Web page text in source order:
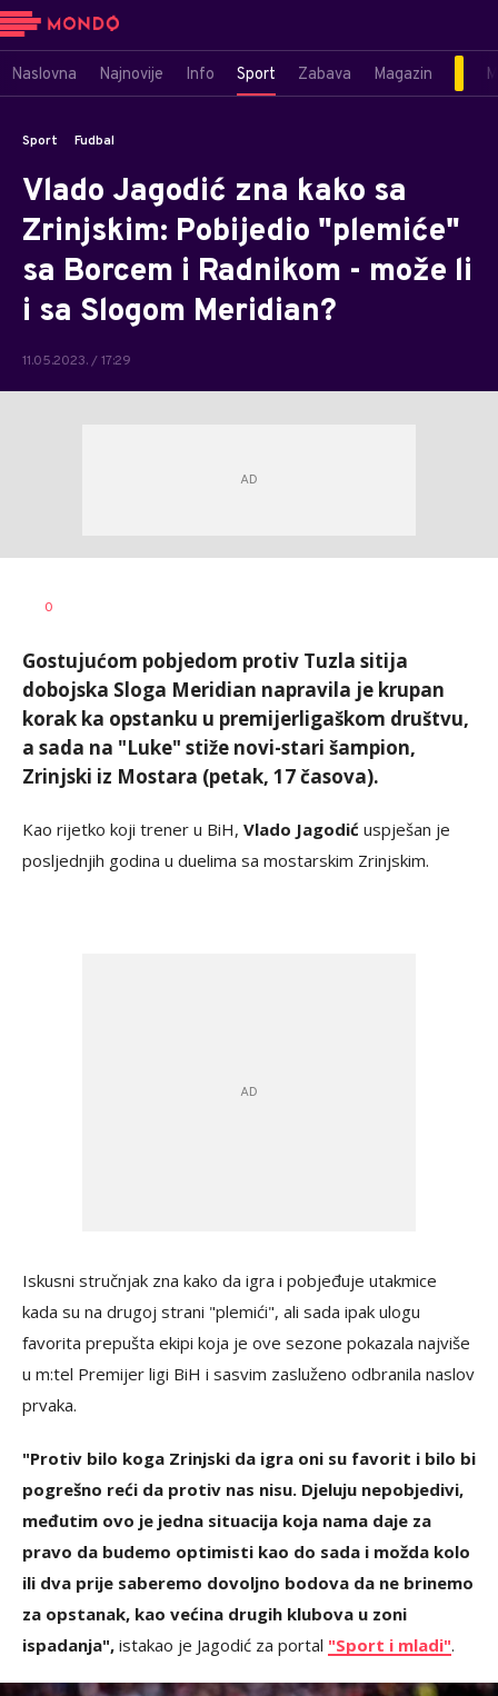
Naslovna Najnovije Info Sport Zabava Magazin
Sport Fudbal
Vlado Jagodić zna kako sa
Zrinjskim: Pobijedio "plemiće"
sa Borcem i Radnikom - može li
i sa Slogom Meridian?
11.05.2023. / 17:29
AUTOR
0
Gostujućom pobjedom protiv Tuzla sitija
dobojska Sloga Meridian napravila je krupan
korak ka opstanku u premijerligaškom društvu,
a sada na "Luke" stiže novi-stari šampion,
Zrinjski iz Mostara (petak, 17 časova).
Kao rijetko koji trener u BiH, Vlado Jagodić uspješan je
posljednjih godina u duelima sa mostarskim Zrinjskim.
Iskusni stručnjak zna kako da igra i pobjeđuje utakmice
kada su na drugoj strani "plemići", ali sada ipak ulogu
favorita prepušta ekipi koja je ove sezone pokazala najviše
u m:tel Premijer ligi BiH i sasvim zasluženo odbranila naslov
prvaka.
"Protiv bilo koga Zrinjski da igra oni su favorit i bilo bi
pogrešno reći da protiv nas nisu. Djeluju nepobjedivi,
međutim ovo je jedna situacija koja nama daje za
pravo da budemo optimisti kao do sada i možda kolo
ili dva prije saberemo dovoljno bodova da ne brinemo
za opstanak, kao većina drugih klubova u zoni
ispadanja", istakao je Jagodić za portal "Sport i mladi".